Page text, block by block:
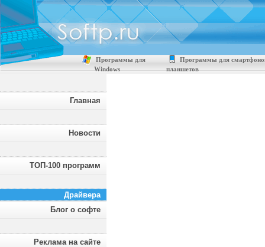
Программы для
Windows
Программы для
планшетов
Главная
Новости
ТОП-100 программ
Драйвера
Блог о софте
Реклама на сайте